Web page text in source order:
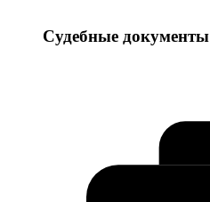
Судебные
Судебные документы